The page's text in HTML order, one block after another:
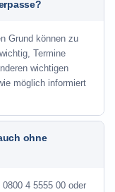
Grund können zu
Termine
wichtigen
möglich informiert
ohne
0800 4 5555 00 oder